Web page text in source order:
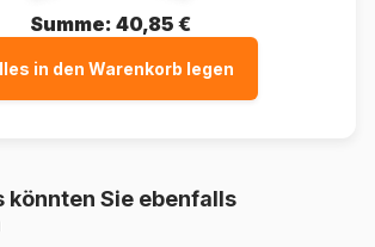
Summe: 40,85 €
in den Warenkorb legen
könnten Sie ebenfalls